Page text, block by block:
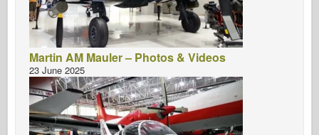
Martin AM Mauler – Photos & Videos
23 June 2025